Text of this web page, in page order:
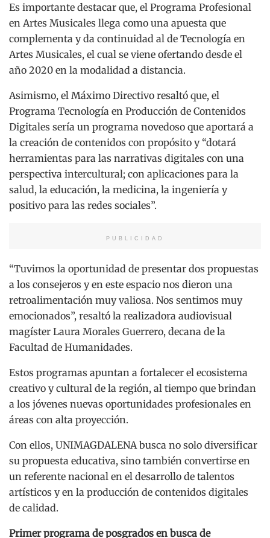
Es importante destacar que, el Programa Profesional
en Artes Musicales llega como una apuesta que
complementa y da continuidad al de Tecnología en
Artes Musicales, el cual se viene ofertando desde el
año 2020 en la modalidad a distancia.
Asimismo, el Máximo Directivo resaltó que, el
Programa Tecnología en Producción de Contenidos
Digitales sería un programa novedoso que aportará a
la creación de contenidos con propósito y “dotará
herramientas para las narrativas digitales con una
perspectiva intercultural; con aplicaciones para la
salud, la educación, la medicina, la ingeniería y
positivo para las redes sociales”.
PUBLICIDAD
“Tuvimos la oportunidad de presentar dos propuestas
a los consejeros y en este espacio nos dieron una
retroalimentación muy valiosa. Nos sentimos muy
emocionados”, resaltó la realizadora audiovisual
magíster Laura Morales Guerrero, decana de la
Facultad de Humanidades.
Estos programas apuntan a fortalecer el ecosistema
creativo y cultural de la región, al tiempo que brindan
a los jóvenes nuevas oportunidades profesionales en
áreas con alta proyección.
Con ellos, UNIMAGDALENA busca no solo diversificar
su propuesta educativa, sino también convertirse en
un referente nacional en el desarrollo de talentos
artísticos y en la producción de contenidos digitales
de calidad.
Primer programa de posgrados en busca de